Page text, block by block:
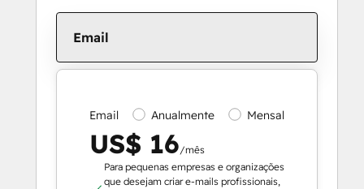
Email
Email Anualmente Mensal
US$ 16/mês
Para pequenas empresas e organizações
que desejam criar e-mails profissionais,